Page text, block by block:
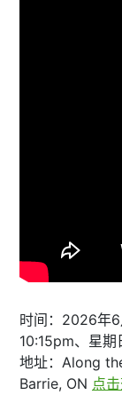
时间：2026年
10:15pm、星
地址：Along
Barrie, ON 点